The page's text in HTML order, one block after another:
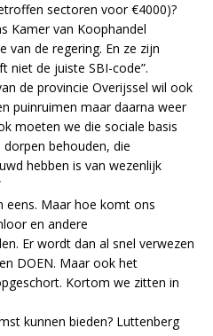
sectoren voor €4000)?
Kamer van Koophandel
de regering. En ze zijn
niet de juiste SBI-code”.
de provincie Overijssel wil ook
puinruimen maar daarna weer
moeten we die sociale basis
behouden, die
hebben is van wezenlijk
eens. Maar hoe komt ons
en andere
Er wordt dan al snel verwezen
DOEN. Maar ook het
Kortom we zitten in
kunnen bieden? Luttenberg